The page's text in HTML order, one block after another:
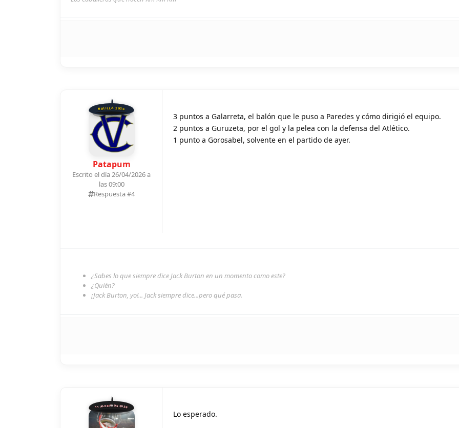
BOLILLA 2026
Patapum
Escrito el día 26/04/2026 a
las 09:00
Respuesta #4
3 puntos a Galarreta, el balón que le puso a Paredes y cómo dirigió el equipo.
2 puntos a Guruzeta, por el gol y la pelea con la defensa del Atlético.
1 punto a Gorosabel, solvente en el partido de ayer.
¿Sabes lo que siempre dice Jack Burton en un momento como este?
¿Quién?
¡Jack Burton, yo!... Jack siempre dice...pero qué pasa.
11 ALDEANOS 2026
Lo esperado.